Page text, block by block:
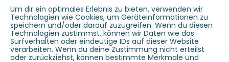
Um dir ein optimales Erlebnis zu bieten, verwenden wir
Technologien wie Cookies, um Geräteinformationen zu
speichern und/oder darauf zuzugreifen. Wenn du diesen
Technologien zustimmst, können wir Daten wie das
Surfverhalten oder eindeutige IDs auf dieser Website
verarbeiten. Wenn du deine Zustimmung nicht erteilst
oder zurückziehst, können bestimmte Merkmale und
mitfinanziert durch Steuermittel auf der Grundlage des
von den Abgeordneten des Sächsischen Landtags
beschlossenen Haushaltes, sowie auf der Grundlage des
Beschlusses des Dresdner Stadtrates.